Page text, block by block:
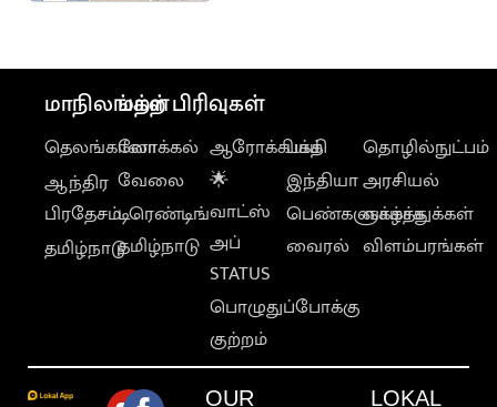
மாநிலங்கள்
தெலங்கானா
ஆந்திர
பிரதேசம்
தமிழ்நாடு
மற்ற பிரிவுகள்
லோக்கல்
வேலை
டிரெண்டிங்
தமிழ்நாடு
ஆரோக்கியம்
🌟
வாட்ஸ்
அப்
STATUS
பொழுதுப்போக்கு
குற்றம்
பக்தி
இந்தியா
பெண்களுக்காக
வைரல்
தொழில்நுட்பம்
அரசியல்
வாழ்த்துக்கள்
விளம்பரங்கள்
OUR LOKAL